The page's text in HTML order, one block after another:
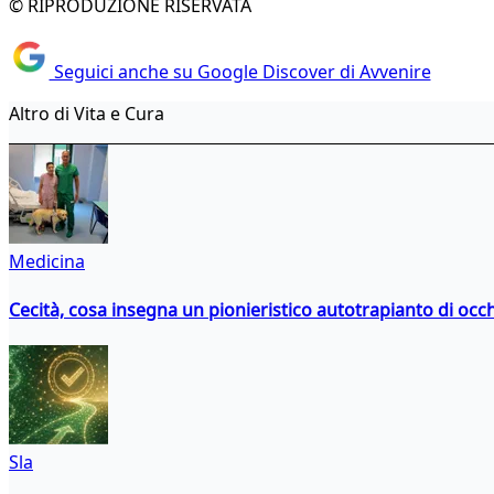
© RIPRODUZIONE RISERVATA
Seguici anche su Google Discover di Avvenire
Altro di Vita e Cura
Medicina
Cecità, cosa insegna un pionieristico autotrapianto di
Sla